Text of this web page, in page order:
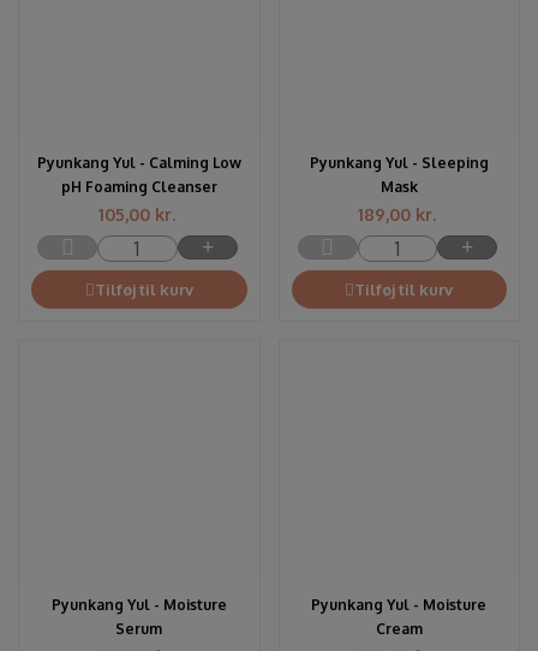
Pyunkang Yul - Calming Low
pH Foaming Cleanser
105,00 kr.
Tilføj til kurv
Pyunkang Yul - Sleeping
Mask
189,00 kr.
Tilføj til kurv
Pyunkang Yul - Moisture
Serum
Pyunkang Yul - Moisture
Cream